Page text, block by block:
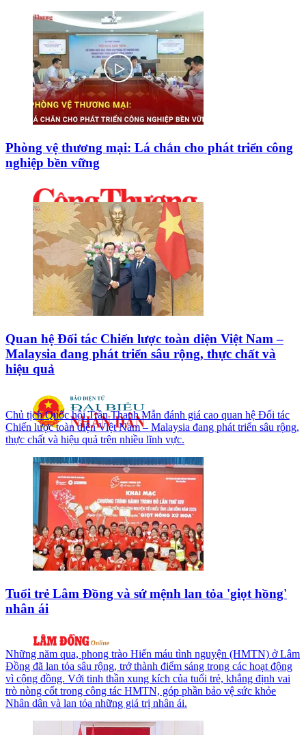
Phòng vệ thương mại: Lá chắn cho phát triển công
nghiệp bền vững
Quan hệ Đối tác Chiến lược toàn diện Việt Nam –
Malaysia đang phát triển sâu rộng, thực chất và
hiệu quả
Chủ tịch Quốc hội Trần Thanh Mẫn đánh giá cao quan hệ Đối tác
Chiến lược toàn diện Việt Nam – Malaysia đang phát triển sâu rộng,
thực chất và hiệu quả trên nhiều lĩnh vực.
Tuổi trẻ Lâm Đồng và sứ mệnh lan tỏa 'giọt hồng'
nhân ái
Những năm qua, phong trào Hiến máu tình nguyện (HMTN) ở Lâm
Đồng đã lan tỏa sâu rộng, trở thành điểm sáng trong các hoạt động
vì cộng đồng. Với tinh thần xung kích của tuổi trẻ, khẳng định vai
trò nòng cốt trong công tác HMTN, góp phần bảo vệ sức khỏe
Nhân dân và lan tỏa những giá trị nhân ái.